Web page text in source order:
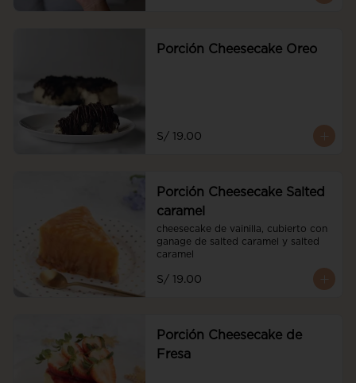
Porción Cheesecake Oreo
S/ 19.00
Porción Cheesecake Salted
caramel
cheesecake de vainilla, cubierto con
ganage de salted caramel y salted
caramel
S/ 19.00
Porción Cheesecake de
Fresa